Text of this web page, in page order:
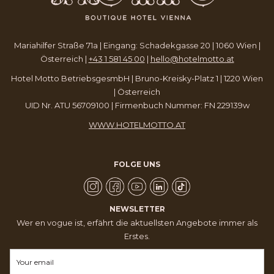
Mariahilfer Straße 71a | Eingang: Schadekgasse 20 | 1060 Wien |
Österreich | +43 1 581 45 00 | hello@hotelmotto.at
Hotel Motto BetriebsgesmbH | Bruno-Kreisky-Platz 1 | 1220 Wien
| Österreich
UID Nr. ATU 56709100 | Firmenbuch Nummer: FN 229139w
WWW.HOTELMOTTO.AT
FOLGE UNS
NEWSLETTER
Wer en vogue ist, erfährt die aktuellsten Angebote immer als
Erstes.